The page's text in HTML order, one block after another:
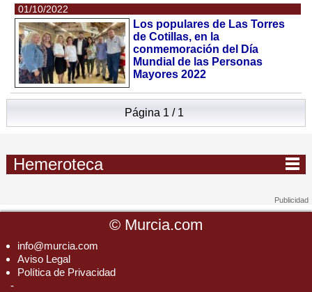
01/10/2022
Los populares de Las Torres
de Cotillas, en la
conmemoración del Día
Mundial de las Personas
Mayores 2022
Página 1 / 1
Hemeroteca
© Murcia.com
info@murcia.com
Aviso Legal
Política de Privacidad
-